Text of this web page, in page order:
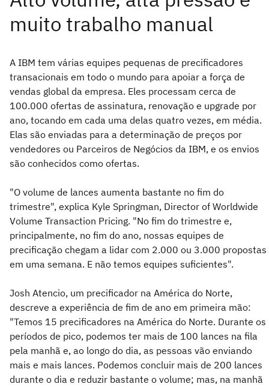
A IBM tem várias equipes pequenas de precificadores
transacionais em todo o mundo para apoiar a força de
vendas global da empresa. Eles processam cerca de
100.000 ofertas de assinatura, renovação e upgrade por
ano, tocando em cada uma delas quatro vezes, em média.
Elas são enviadas para a determinação de preços por
vendedores ou Parceiros de Negócios da IBM, e os envios
são conhecidos como ofertas.
"O volume de lances aumenta bastante no fim do
trimestre", explica Kyle Springman, Director of Worldwide
Volume Transaction Pricing. "No fim do trimestre e,
principalmente, no fim do ano, nossas equipes de
precificação chegam a lidar com 2.000 ou 3.000 propostas
em uma semana. E não temos equipes suficientes".
Josh Atencio, um precificador na América do Norte,
descreve a experiência de fim de ano em primeira mão:
"Temos 15 precificadores na América do Norte. Durante os
períodos de pico, podemos ter mais de 100 lances na fila
pela manhã e, ao longo do dia, as pessoas vão enviando
mais e mais lances. Podemos concluir mais de 200 lances
durante o dia e reduzir bastante o volume; mas, na manhã